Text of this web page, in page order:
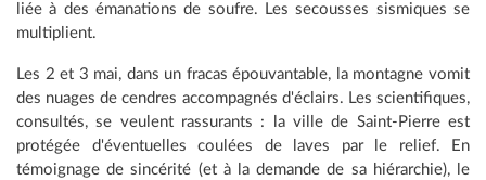
liée à des émanations de soufre. Les secousses sismiques se
multiplient.
Les 2 et 3 mai, dans un fracas épouvantable, la montagne vomit
des nuages de cendres accompagnés d'éclairs. Les scientifiques,
consultés, se veulent rassurants : la ville de Saint-Pierre est
protégée d'éventuelles coulées de laves par le relief. En
témoignage de sincérité (et à la demande de sa hiérarchie), le